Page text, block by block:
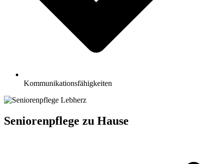
Kommunikationsfähigkeiten
Seniorenpflege zu Hause